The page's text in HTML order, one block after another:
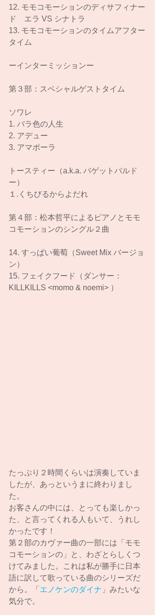
12. モモコモーションのディサフィナー
ド　エラ VS シナトラ
13. モモコモーションのタイムアフター
タイム
ーインターミッションー
第３部：スペシャルゲストタイム
ソワレ
1. バラ色の人生
2. アデュー
3. アマポーラ
トースティー（a.k.a. バゲットバルド
ー）
１.くちびるからよだれ
第４部：松本哲平によるピアノとモモ
コモーションのシングル２曲
14. すっぱい葡萄（Sweet Mix バージョ
ン）
15. フェイクフード（ダンサー：
KILLKILLS <momo & noemi> ）
たっぷり２時間くらいは演奏していま
したが、あっというまに終わりまし
た。
お客さんの中には、とっても楽しかっ
た、と言ってくれる人もいて、うれし
かったです！
第２部のカヴァー曲の一部には「モモ
コモーションの」と、わざとらしくつ
けてみました。これは私が勝手に日本
語に訳して歌っている曲のシリーズだ
から。「 エノケンのダイナ 」みたいな
気分で。